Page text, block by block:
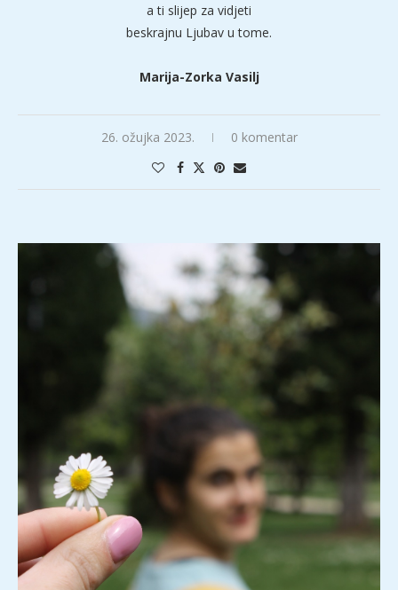
a ti slijep za vidjeti
beskrajnu Ljubav u tome.
Marija-Zorka Vasilj
26. ožujka 2023. 0 komentar